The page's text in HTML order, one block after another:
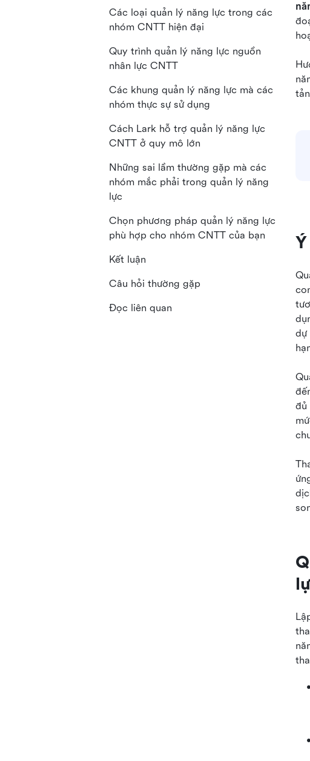
dự
đủ
Các loại quản lý năng lực trong các
nhóm CNTT hiện đại
Quy trình quản lý năng lực nguồn
nhân lực CNTT
Các khung quản lý năng lực mà các
nhóm thực sự sử dụng
Cách Lark hỗ trợ quản lý năng lực
CNTT ở quy mô lớn
Những sai lầm thường gặp mà các
nhóm mắc phải trong quản lý năng
lực
Chọn phương pháp quản lý năng lực
phù hợp cho nhóm CNTT của bạn
Kết luận
Câu hỏi thường gặp
Đọc liên quan